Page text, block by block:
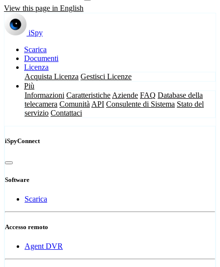
View this page in English
iSpy
Scarica
Documenti
Licenza
Acquista Licenza Gestisci Licenze
Più
Informazioni Caratteristiche Aziende FAQ Database della
telecamera Comunità API Consulente di Sistema Stato del
servizio Contattaci
iSpyConnect
Software
Scarica
Accesso remoto
Agent DVR